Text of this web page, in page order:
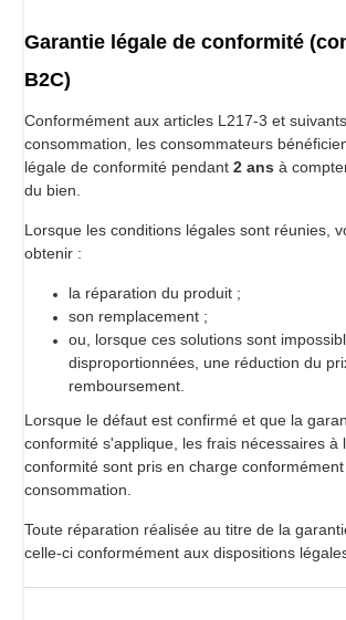
Easy Giaz peut utiliser les bols communs
garantissant la compatibilité avec les bols
autres marques sur le marché actuel.
Qualité
Entièrement fabriqué en Italie.
Sécurité
Le système spécial de montage des lames
Silencieux
Il garantit un travail silencieux grâce à la
l'intérieur.
Efficace
La lame de coupe est séparée de la lame
c'est la seule qui, normalement, peut
temps. L'avantage est un coût de
La lame de coupe présente également une
ce qui réduit le bruit et rend difficilement
endommagement en raison d'une
de bulles d'air dans la préparation.
Garantie légale de conformité
B2C)
Conformément aux articles L217-3 et
consommation, les consommateurs
légale de conformité pendant 2 ans à
du bien.
Lorsque les conditions légales sont réunies,
obtenir :
la réparation du produit ;
son remplacement ;
ou, lorsque ces solutions sont
disproportionnées, une réduction du
remboursement.
Lorsque le défaut est confirmé et que la
conformité s'applique, les frais nécessaires à
conformité sont pris en charge
consommation.
Toute réparation réalisée au titre de la
celle-ci conformément aux dispositions